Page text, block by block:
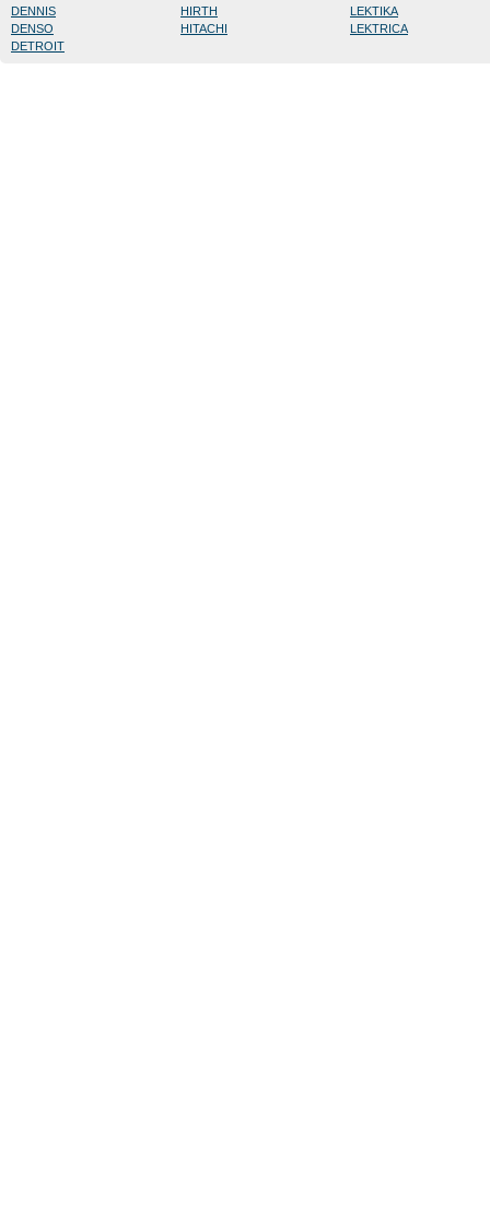
DENNIS
DENSO
DETROIT
HIRTH
HITACHI
LEKTIKA
LEKTRICA